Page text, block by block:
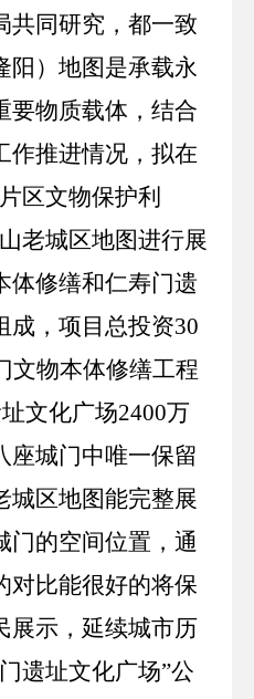
共同研究，都一致
阳）地图是承载永
要物质载体，结合
作推进情况，拟在
区文物保护利
老城区地图进行展
体修缮和仁寿门遗
成，项目总投资30
文物本体修缮工程
文化广场2400万
座城门中唯一保留
城区地图能完整展
门的空间位置，通
对比能很好的将保
展示，延续城市历
遗址文化广场”公